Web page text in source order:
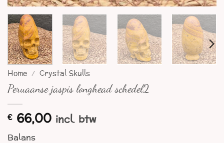
Home / Crystal Skulls
Peruaanse jaspis longhead schedel2
€ 66,00 incl. btw
Balans